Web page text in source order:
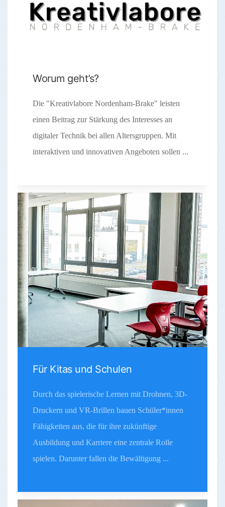
Worum geht’s?
Die "Kreativlabore Nordenham-Brake" leisten
einen Beitrag zur Stärkung des Interesses an
digitaler Technik bei allen Altersgruppen. Mit
interaktiven und innovativen Angeboten sollen ...
Für Kitas und Schulen
Durch das spielerische Lernen mit Drohnen, 3D-
Druckern und VR-Brillen bauen Schüler*innen
Fähigkeiten aus, die für ihre zukünftige
Ausbildung und Karriere eine zentrale Rolle
spielen. Darunter fallen die Bewältigung ...